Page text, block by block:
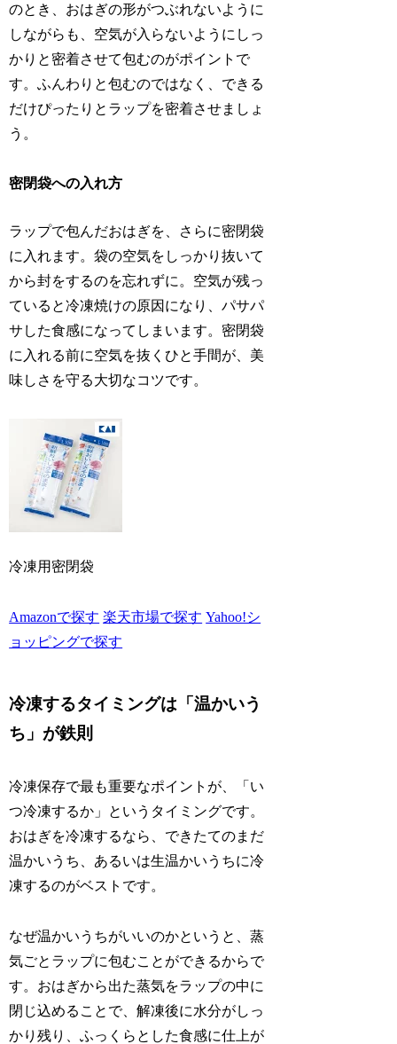
のとき、おはぎの形がつぶれないように
しながらも、空気が入らないようにしっ
かりと密着させて包むのがポイントで
す。ふんわりと包むのではなく、できる
だけぴったりとラップを密着させましょ
う。
密閉袋への入れ方
ラップで包んだおはぎを、さらに密閉袋
に入れます。袋の空気をしっかり抜いて
から封をするのを忘れずに。空気が残っ
ていると冷凍焼けの原因になり、パサパ
サした食感になってしまいます。密閉袋
に入れる前に空気を抜くひと手間が、美
味しさを守る大切なコツです。
冷凍用密閉袋
Amazonで探す 楽天市場で探す Yahoo!シ
ョッピングで探す
冷凍するタイミングは「温かいう
ち」が鉄則
冷凍保存で最も重要なポイントが、「い
つ冷凍するか」というタイミングです。
おはぎを冷凍するなら、できたてのまだ
温かいうち、あるいは生温かいうちに冷
凍するのがベストです。
なぜ温かいうちがいいのかというと、蒸
気ごとラップに包むことができるからで
す。おはぎから出た蒸気をラップの中に
閉じ込めることで、解凍後に水分がしっ
かり残り、ふっくらとした食感に仕上が